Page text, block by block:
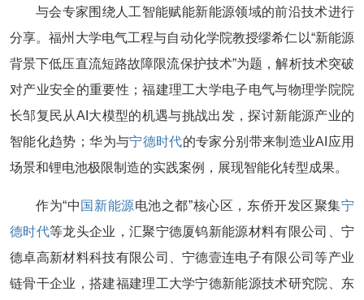
与会专家围绕人工智能赋能新能源领域的前沿技术进行
分享。福州大学电气工程与自动化学院教授缪希仁以“新能源
背景下低压直流短路故障限流保护技术”为题，解析技术突破
对产业安全的重要性；福建理工大学电子电气与物理学院院
长邹复民从AI大模型的机遇与挑战出发，探讨新能源产业的
智能化趋势；华为与宁德时代的专家分别带来制造业AI应用
场景和锂电池极限制造的实践案例，展现智能化转型成果。
作为“中 国新能源电池之都”核心区，东侨开发区聚集宁
德时代等龙头企业，汇聚宁德厦钨新能源材料有限公司、宁
德卓高新材料科技有限公司、宁德壹连电子有限公司等产业
链骨干企业，搭建福建理工大学宁德新能源技术研究院、东